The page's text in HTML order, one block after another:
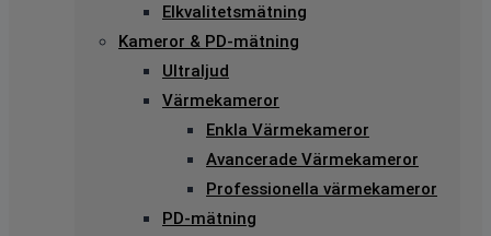
Elkvalitetsmätning
Kameror & PD-mätning
Ultraljud
Värmekameror
Enkla Värmekameror
Avancerade Värmekameror
Professionella värmekameror
PD-mätning